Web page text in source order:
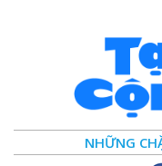
NHỮNG